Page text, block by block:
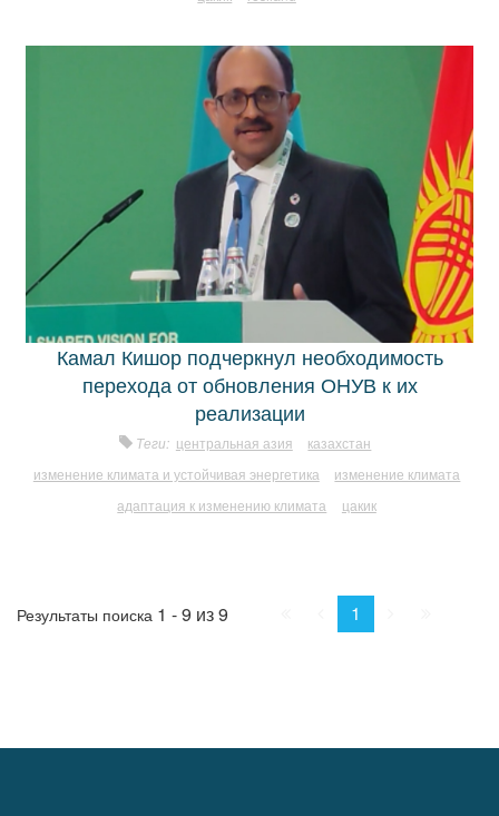
Камал Кишор подчеркнул необходимость
перехода от обновления ОНУВ к их
реализации
Теги: центральная азия
казахстан
изменение климата и устойчивая энергетика
изменение климата
адаптация к изменению климата
цакик
Результаты поиска 1 - 9 из 9 Пред.
1